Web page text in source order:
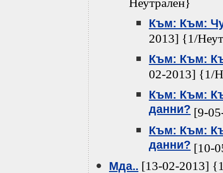
Неутрален}
Към: Към:
2013] {1/
Към: Към:
02-2013] {1/
Към: Към:
данни? [9-
Към: Към:
данни? [10-
Мда.. [13-02-2013]